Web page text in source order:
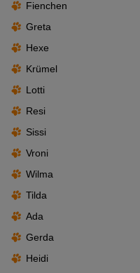
Zoya
Fienchen
Greta
Hexe
Krümel
Lotti
Resi
Sissi
Vroni
Wilma
Tilda
Ada
Gerda
Heidi